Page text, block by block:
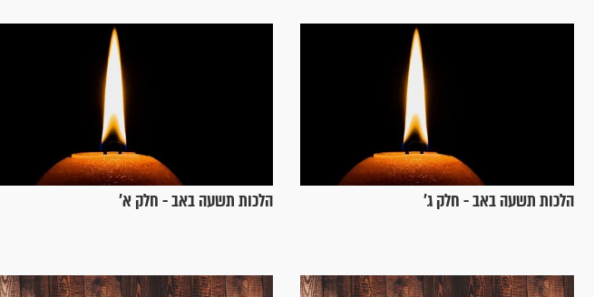
הלכות תשעה באב - חלק ג’ הלכות תשעה באב - חלק א’